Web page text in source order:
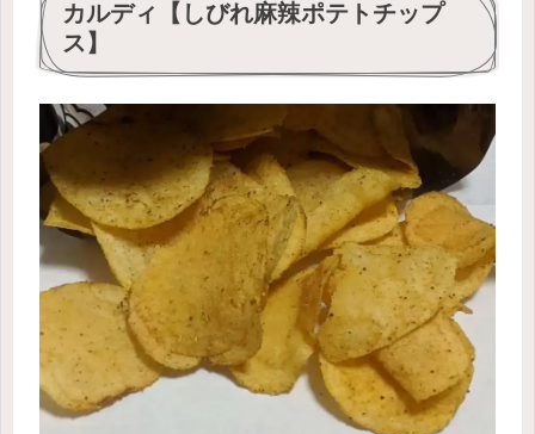
カルディ【しびれ麻辣ポテトチップ
ス】